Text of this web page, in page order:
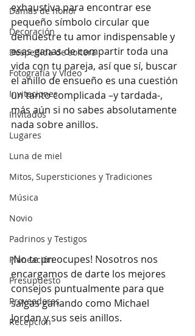
Damas de honor
Decoración
Despedida de soltera
Fotografía y Video
Invitaciones
Invitados
Lugares
Luna de miel
Mitos, Supersticiones y Tradiciones
Música
Novio
Padrinos y Testigos
Planeación
Presupuesto
Proveedores
Recepción
exhaustiva para encontrar ese
pequeño símbolo circular que
demuestre tu amor indispensable y
esas ganas de compartir toda una
vida con tu pareja, así que sí, buscar
el anillo de ensueño es una cuestión
un tanto complicada –y tardada-,
más aún si no sabes absolutamente
nada sobre anillos.
¡No te preocupes! Nosotros nos
encargamos de darte los mejores
consejos puntualmente para que
salgas ganando como Michael
Jordan y sus seis anillos.